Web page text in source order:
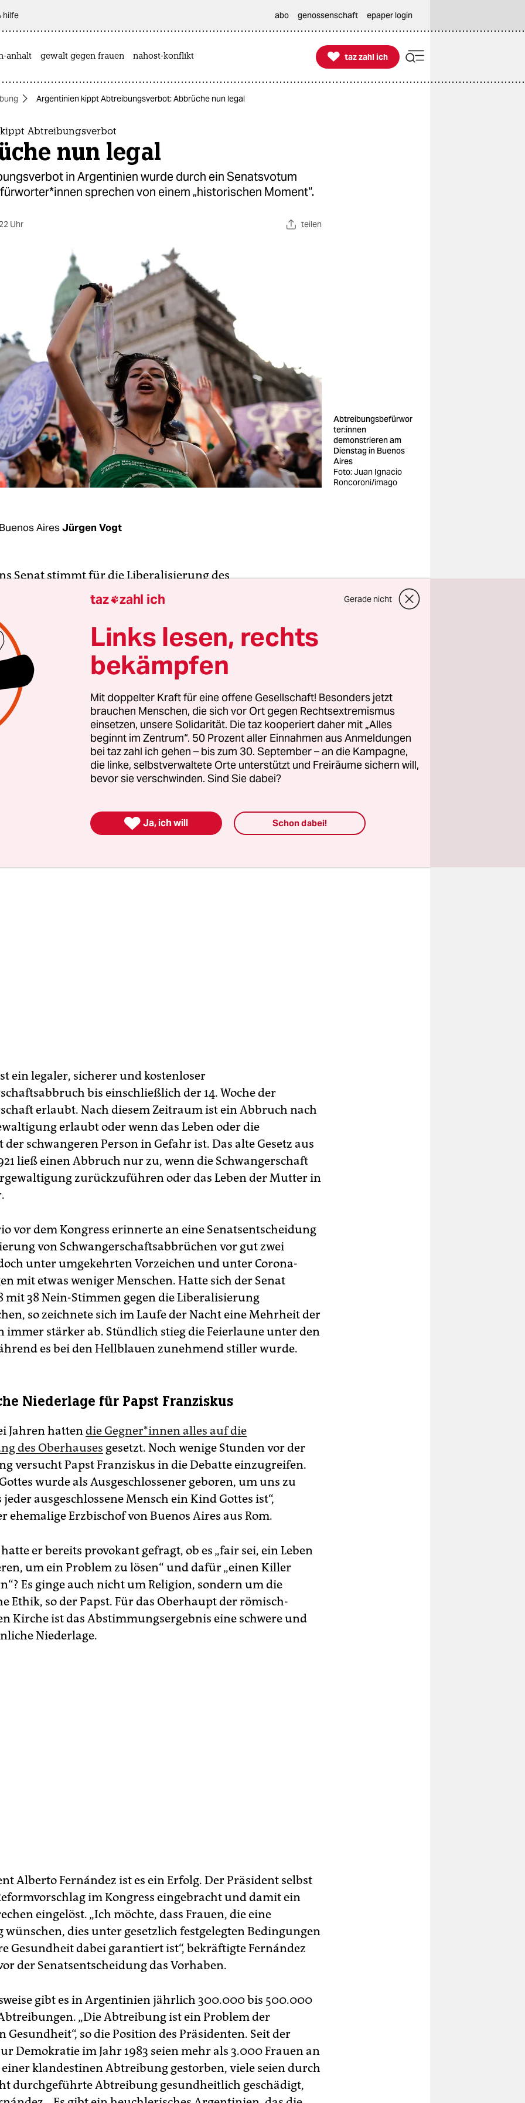
hilfe abo genossenschaft epaper login
anhalt gewalt gegen frauen nahost-konflikt 
taz zahl ich
taz zahl ich
Argentinien kippt Abtreibungsverbot: Abbrüche nun legal
Abtreibungsverbot
nun legal
in Argentinien wurde durch ein Senatsvotum
sprechen von einem „historischen Moment“.
Uhr teilen
Abtreibungsbefürwor
ter:innen
demonstrieren am
Dienstag in Buenos
Aires
Foto: Juan Ignacio
Roncoroni/imago
AiresJürgen Vogt
Senat stimmt für die Liberalisierung des
38 Senator*innen votierten am frühen
mit Ja, 29 mit Nein – bei einer Enthaltung. Bei der
ging Pro und Contra quer durch die Parteien.
hatte bereits vor gut zwei Wochen zugestimmt
100-jährige Abtreibungsverbot gefallen. „Historisch“ war
Wort der Stunde.
Es ist Gesetz“ jubelten die Befürworter*innen vor dem
erkennbar an den grünen Halstüchern, dem
Kampagne für das Recht auf eine legale, sichere und
Abtreibung. Dagegen herrschte unter den mit hellblauen
bestückten Gegner*innen Entsetzen und Enttäuschung.
Hellblaue auf den sechs Großbildschirmen die Debatte
durch einen abgesperrten neutralen Korridor.
ein legaler, sicherer und kostenloser
bis einschließlich der 14. Woche der
erlaubt. Nach diesem Zeitraum ist ein Abbruch nach
erlaubt oder wenn das Leben oder die
der schwangeren Person in Gefahr ist. Das alte Gesetz aus
ließ einen Abbruch nur zu, wenn die Schwangerschaft
zurückzuführen oder das Leben der Mutter in
vor dem Kongress erinnerte an eine Senatsentscheidung
von Schwangerschaftsabbrüchen vor gut zwei
unter umgekehrten Vorzeichen und unter Corona-
mit etwas weniger Menschen. Hatte sich der Senat
mit 38 Nein-Stimmen gegen die Liberalisierung
so zeichnete sich im Laufe der Nacht eine Mehrheit der
immer stärker ab. Stündlich stieg die Feierlaune unter den
es bei den Hellblauen zunehmend stiller wurde.
Niederlage für Papst Franziskus
Jahren hattendie Gegner*innen alles auf die
des Oberhauses gesetzt. Noch wenige Stunden vor der
versucht Papst Franziskus in die Debatte einzugreifen.
wurde als Ausgeschlossener geboren, um uns zu
jeder ausgeschlossene Mensch ein Kind Gottes ist“,
ehemalige Erzbischof von Buenos Aires aus Rom.
er bereits provokant gefragt, ob es „fair sei, ein Leben
um ein Problem zu lösen“ und dafür „einen Killer
Es ginge auch nicht um Religion, sondern um die
Ethik, so der Papst. Für das Oberhaupt der römisch-
Kirche ist das Abstimmungsergebnis eine schwere und
Niederlage.
Alberto Fernández ist es ein Erfolg. Der Präsident selbst
im Kongress eingebracht und damit ein
eingelöst. „Ich möchte, dass Frauen, die eine
dies unter gesetzlich festgelegten Bedingungen
Gesundheit dabei garantiert ist“, bekräftigte Fernández
der Senatsentscheidung das Vorhaben.
gibt es in Argentinien jährlich 300.000 bis 500.000
„Die Abtreibung ist ein Problem der
Gesundheit“, so die Position des Präsidenten. Seit der
Demokratie im Jahr 1983 seien mehr als 3.000 Frauen an
einer klandestinen Abtreibung gestorben, viele seien durch
durchgeführte Abtreibung gesundheitlich geschädigt,
taz zahl ich Gerade nicht
Links lesen, rechts
bekämpfen
Mit doppelter Kraft für eine offene Gesellschaft! Besonders jetzt
brauchen Menschen, die sich vor Ort gegen Rechtsextremismus
einsetzen, unsere Solidarität. Die taz kooperiert daher mit „Alles
beginnt im Zentrum“. 50 Prozent aller Einnahmen aus Anmeldungen
bei taz zahl ich gehen – bis zum 30. September – an die Kampagne,
die linke, selbstverwaltete Orte unterstützt und Freiräume sichern will,
bevor sie verschwinden. Sind Sie dabei?
 Ja, ich will Schon dabei!